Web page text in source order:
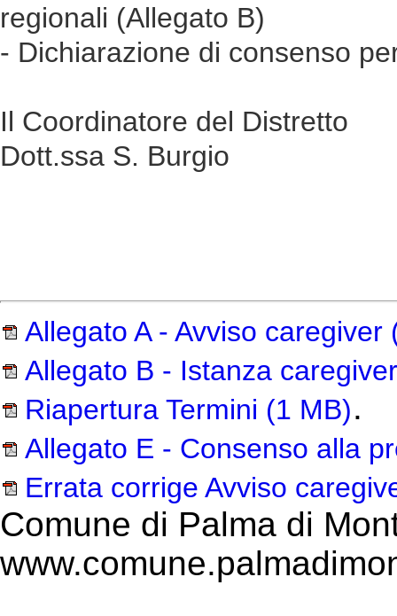
regionali (Allegato B)
- Dichiarazione di consenso
Il Coordinatore del Distretto
Dott.ssa S. Burgio
Allegato A - Avviso caregiver
Allegato B - Istanza
Riapertura Termini (1 MB).
Allegato E - Consenso alla
Errata corrige Avviso
Comune di Palma di